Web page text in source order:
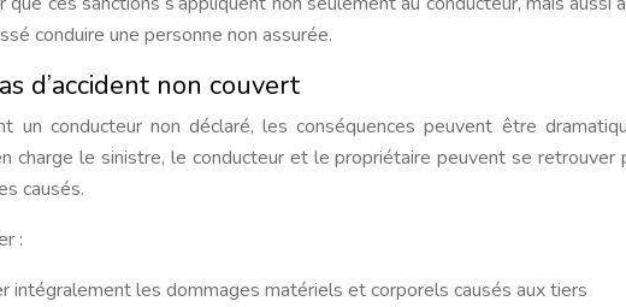
conduire une personne non assurée.
d’accident non couvert
un conducteur non déclaré, les conséquences peuvent être
charge le sinistre, le conducteur et le propriétaire peuvent se retrouver
causés.
:
intégralement les dommages matériels et corporels causés aux tiers